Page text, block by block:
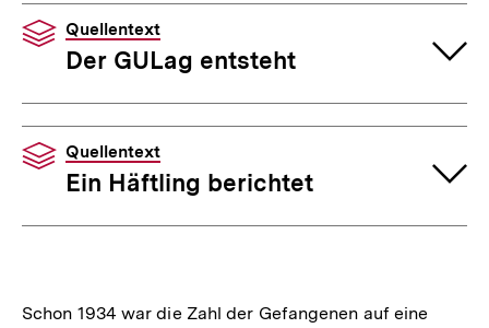
Quellentext
Der GULag entsteht
Quellentext
Ein Häftling berichtet
Schon 1934 war die Zahl der Gefangenen auf eine